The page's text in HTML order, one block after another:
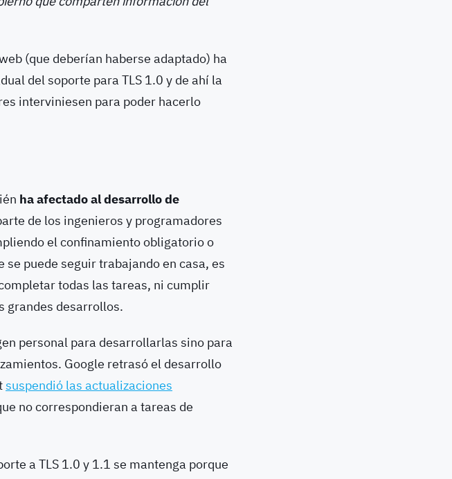
(que deberían haberse adaptado) ha
del soporte para TLS 1.0 y de ahí la
interviniesen para poder hacerlo
ha afectado al desarrollo de
de los ingenieros y programadores
el confinamiento obligatorio o
puede seguir trabajando en casa, es
todas las tareas, ni cumplir
grandes desarrollos.
personal para desarrollarlas sino para
Google retrasó el desarrollo
suspendió las actualizaciones
no correspondieran a tareas de
a TLS 1.0 y 1.1 se mantenga porque